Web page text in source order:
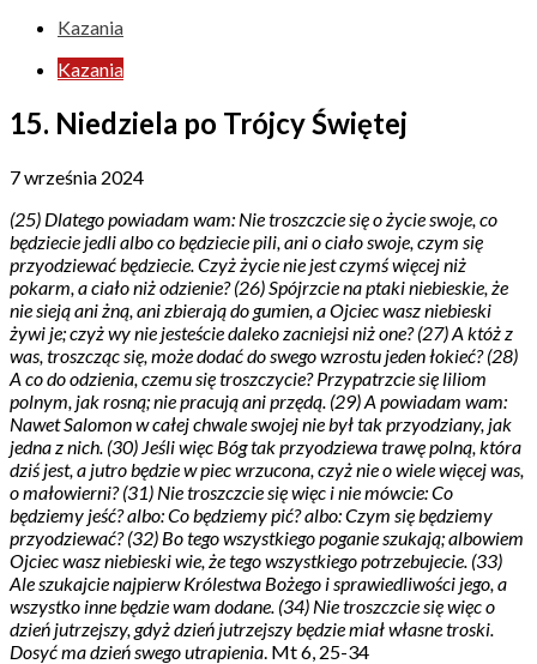
Kazania
Kazania
15. Niedziela po Trójcy Świętej
7 września 2024
(25) Dlatego powiadam wam: Nie troszczcie się o życie swoje, co
będziecie jedli albo co będziecie pili, ani o ciało swoje, czym się
przyodziewać będziecie. Czyż życie nie jest czymś więcej niż
pokarm, a ciało niż odzienie? (26) Spójrzcie na ptaki niebieskie, że
nie sieją ani żną, ani zbierają do gumien, a Ojciec wasz niebieski
żywi je; czyż wy nie jesteście daleko zacniejsi niż one? (27) A któż z
was, troszcząc się, może dodać do swego wzrostu jeden łokieć? (28)
A co do odzienia, czemu się troszczycie? Przypatrzcie się liliom
polnym, jak rosną; nie pracują ani przędą. (29) A powiadam wam:
Nawet Salomon w całej chwale swojej nie był tak przyodziany, jak
jedna z nich. (30) Jeśli więc Bóg tak przyodziewa trawę polną, która
dziś jest, a jutro będzie w piec wrzucona, czyż nie o wiele więcej was,
o małowierni? (31) Nie troszczcie się więc i nie mówcie: Co
będziemy jeść? albo: Co będziemy pić? albo: Czym się będziemy
przyodziewać? (32) Bo tego wszystkiego poganie szukają; albowiem
Ojciec wasz niebieski wie, że tego wszystkiego potrzebujecie. (33)
Ale szukajcie najpierw Królestwa Bożego i sprawiedliwości jego, a
wszystko inne będzie wam dodane. (34) Nie troszczcie się więc o
dzień jutrzejszy, gdyż dzień jutrzejszy będzie miał własne troski.
Dosyć ma dzień swego utrapienia. Mt 6, 25-34